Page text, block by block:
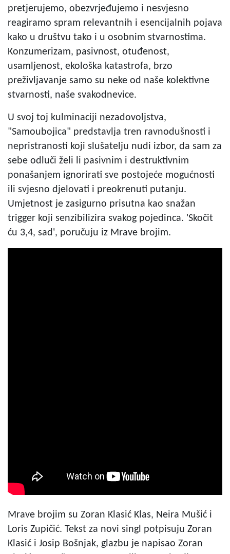
pretjerujemo, obezvrjeđujemo i nesvjesno
reagiramo spram relevantnih i esencijalnih pojava
kako u društvu tako i u osobnim stvarnostima.
Konzumerizam, pasivnost, otuđenost,
usamljenost, ekološka katastrofa, brzo
preživljavanje samo su neke od naše kolektivne
stvarnosti, naše svakodnevice.
U svoj toj kulminaciji nezadovoljstva,
"Samoubojica" predstavlja tren ravnodušnosti i
nepristranosti koji slušatelju nudi izbor, da sam za
sebe odluči želi li pasivnim i destruktivnim
ponašanjem ignorirati sve postojeće mogućnosti
ili svjesno djelovati i preokrenuti putanju.
Umjetnost je zasigurno prisutna kao snažan
trigger koji senzibilizira svakog pojedinca. 'Skočit
ću 3,4, sad', poručuju iz Mrave brojim.
Mrave brojim su Zoran Klasić Klas, Neira Mušić i
Loris Zupičić. Tekst za novi singl potpisuju Zoran
Klasić i Josip Bošnjak, glazbu je napisao Zoran